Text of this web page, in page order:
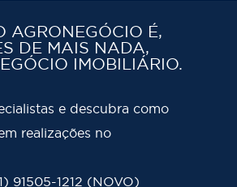
AGRONEGÓCIO É,
DE MAIS NADA,
IMOBILIÁRIO.
e descubra como
realizações no
91505-1212 (NOVO)